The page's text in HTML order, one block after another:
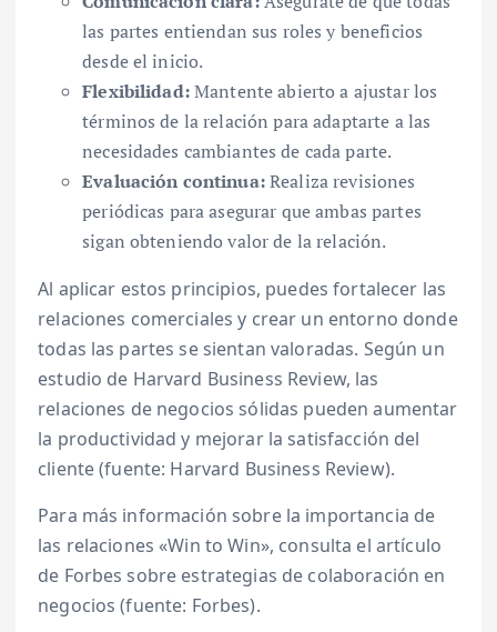
las partes entiendan sus roles y beneficios
desde el inicio.
Flexibilidad:Mantente abierto a ajustar los
términos de la relación para adaptarte a las
necesidades cambiantes de cada parte.
Evaluación continua:Realiza revisiones
periódicas para asegurar que ambas partes
sigan obteniendo valor de la relación.
Al aplicar estos principios, puedes fortalecer las
relaciones comerciales y crear un entorno donde
todas las partes se sientan valoradas. Según un
estudio de Harvard Business Review, las
relaciones de negocios sólidas pueden aumentar
la productividad y mejorar la satisfacción del
cliente (fuente: Harvard Business Review).
Para más información sobre la importancia de
las relaciones «Win to Win», consulta el artículo
de Forbes sobre estrategias de colaboración en
negocios (fuente: Forbes).